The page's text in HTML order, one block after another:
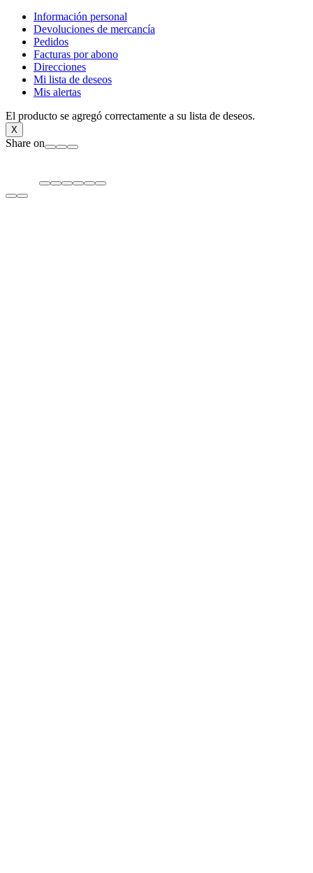
Información personal
Devoluciones de mercancía
Pedidos
Facturas por abono
Direcciones
Mi lista de deseos
Mis alertas
El producto se agregó correctamente a su lista de deseos.
X
Share on